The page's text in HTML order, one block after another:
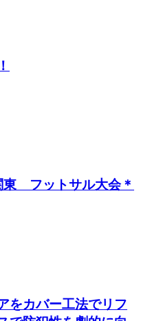
東 フットサル大会＊
をカバー工法でリフ